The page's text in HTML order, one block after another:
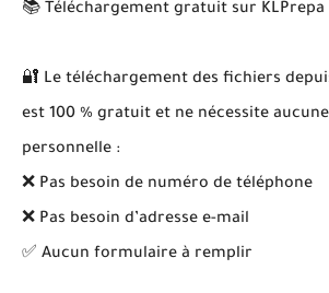
📚 Téléchargement gratuit sur KLPrepa
🔐 Le téléchargement des fichiers
est 100 % gratuit et ne nécessite
personnelle :
❌ Pas besoin de numéro de téléphone
❌ Pas besoin d’adresse e-mail
✅ Aucun formulaire à remplir